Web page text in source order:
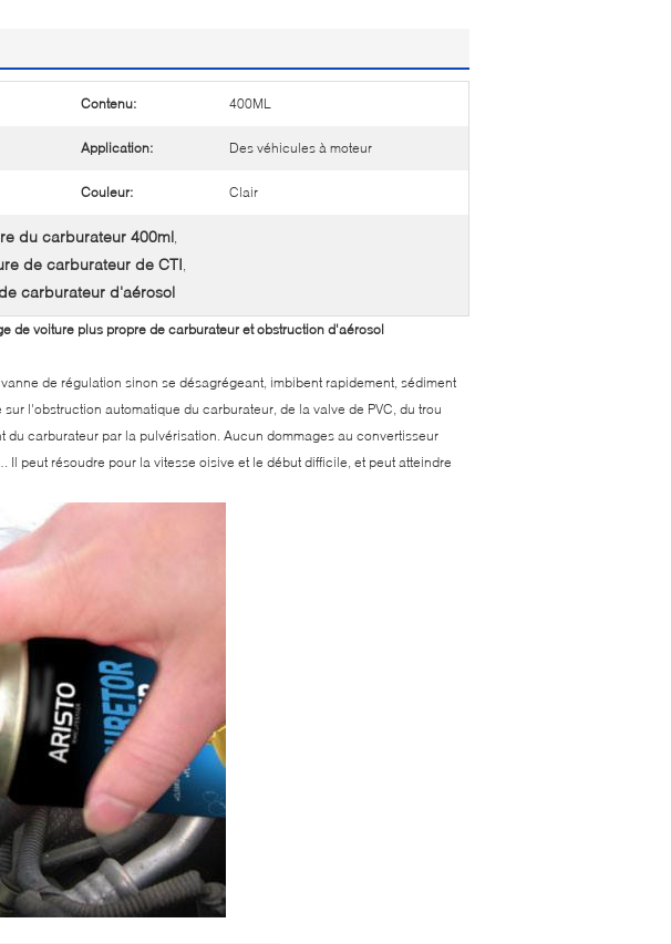
Contenu: 400ML
Application: Des véhicules à moteur
Couleur: Clair
du carburateur 400ml,
de carburateur de CTI,
carburateur d'aérosol
de voiture plus propre de carburateur et obstruction d'aérosol
de régulation sinon se désagrégeant, imbibent rapidement, sédiment
l'obstruction automatique du carburateur, de la valve de PVC, du trou
carburateur par la pulvérisation. Aucun dommages au convertisseur
peut résoudre pour la vitesse oisive et le début difficile, et peut atteindre